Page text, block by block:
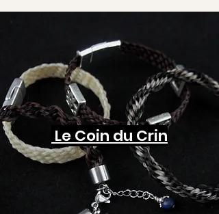
Le Coin du Crin